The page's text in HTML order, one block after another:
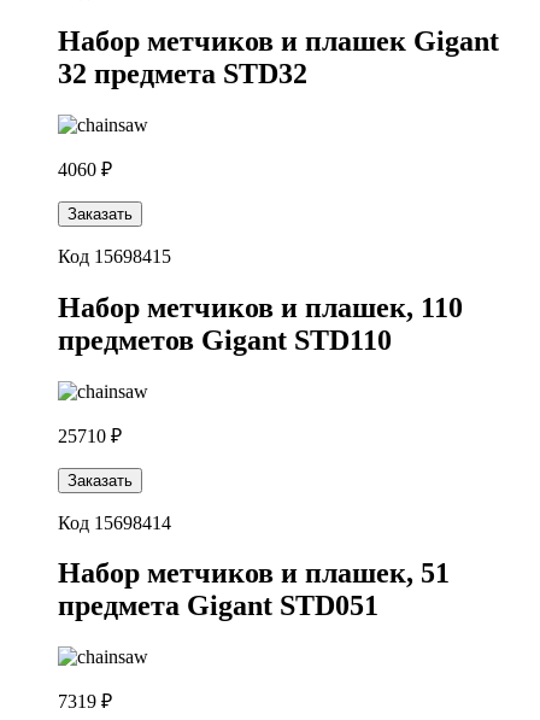
Набор метчиков и плашек Gigant
32 предмета STD32
4060 ₽
Заказать
Код 15698415
Набор метчиков и плашек, 110
предметов Gigant STD110
25710 ₽
Заказать
Код 15698414
Набор метчиков и плашек, 51
предмета Gigant STD051
7319 ₽